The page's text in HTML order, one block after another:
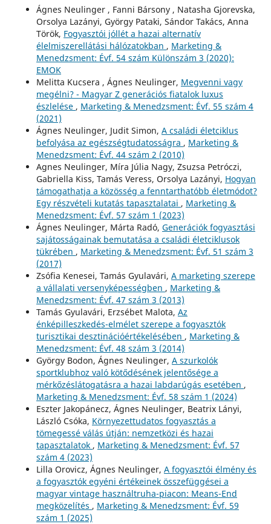
Ágnes Neulinger , Fanni Bársony , Natasha Gjorevska,
Orsolya Lazányi, György Pataki, Sándor Takács, Anna
Török, Fogyasztói jóllét a hazai alternatív
élelmiszerellátási hálózatokban , Marketing &
Menedzsment: Évf. 54 szám Különszám 3 (2020):
EMOK
Melitta Kucsera , Ágnes Neulinger, Megvenni vagy
megélni? - Magyar Z generációs fiatalok luxus
észlelése , Marketing & Menedzsment: Évf. 55 szám 4
(2021)
Ágnes Neulinger, Judit Simon, A családi életciklus
befolyása az egészségtudatosságra , Marketing &
Menedzsment: Évf. 44 szám 2 (2010)
Agnes Neulinger, Míra Júlia Nagy, Zsuzsa Petróczi,
Gabriella Kiss, Tamás Veress, Orsolya Lazányi, Hogyan
támogathatja a közösség a fenntarthatóbb életmódot?
Egy részvételi kutatás tapasztalatai , Marketing &
Menedzsment: Évf. 57 szám 1 (2023)
Ágnes Neulinger, Márta Radó, Generációk fogyasztási
sajátosságainak bemutatása a családi életciklusok
tükrében , Marketing & Menedzsment: Évf. 51 szám 3
(2017)
Zsófia Kenesei, Tamás Gyulavári, A marketing szerepe
a vállalati versenyképességben , Marketing &
Menedzsment: Évf. 47 szám 3 (2013)
Tamás Gyulavári, Erzsébet Malota, Az
énképilleszkedés-elmélet szerepe a fogyasztók
turisztikai desztinációértékelésében , Marketing &
Menedzsment: Évf. 48 szám 3 (2014)
György Bodon, Ágnes Neulinger, A szurkolók
sportklubhoz való kötődésének jelentősége a
mérkőzéslátogatásra a hazai labdarúgás esetében ,
Marketing & Menedzsment: Évf. 58 szám 1 (2024)
Eszter Jakopánecz, Ágnes Neulinger, Beatrix Lányi,
László Csóka, Környezettudatos fogyasztás a
tömegessé válás útján: nemzetközi és hazai
tapasztalatok , Marketing & Menedzsment: Évf. 57
szám 4 (2023)
Lilla Orovicz, Ágnes Neulinger, A fogyasztói élmény és
a fogyasztók egyéni értékeinek összefüggései a
magyar vintage használtruha-piacon: Means-End
megközelítés , Marketing & Menedzsment: Évf. 59
szám 1 (2025)